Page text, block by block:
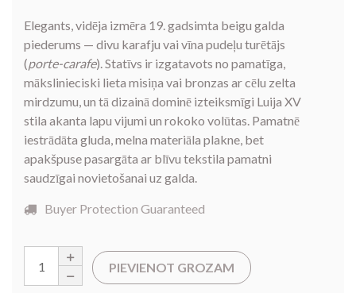
Elegants, vidēja izmēra 19. gadsimta beigu galda
piederums — divu karafju vai vīna pudeļu turētājs
(porte-carafe). Statīvs ir izgatavots no pamatīga,
mākslinieciski lieta misiņa vai bronzas ar cēlu zelta
mirdzumu, un tā dizainā dominē izteiksmīgi Luija XV
stila akanta lapu vijumi un rokoko volūtas. Pamatnē
iestrādāta gluda, melna materiāla plakne, bet
apakšpuse pasargāta ar blīvu tekstila pamatni
saudzīgai novietošanai uz galda.
Buyer Protection Guaranteed
PIEVIENOT GROZAM